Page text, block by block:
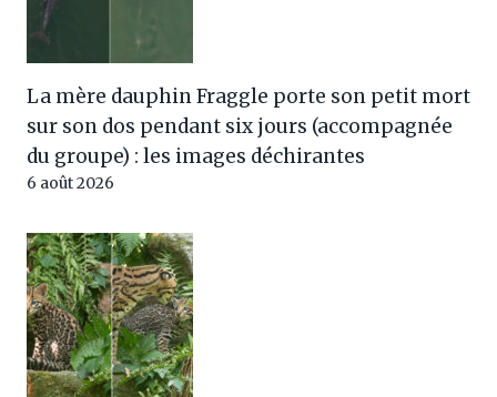
La mère dauphin Fraggle porte son petit mort
sur son dos pendant six jours (accompagnée
du groupe) : les images déchirantes
6 août 2026